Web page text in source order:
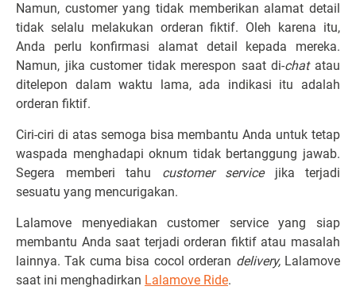
Namun, customer yang tidak memberikan alamat detail
tidak selalu melakukan orderan fiktif. Oleh karena itu,
Anda perlu konfirmasi alamat detail kepada mereka.
Namun, jika customer tidak merespon saat di-chat atau
ditelepon dalam waktu lama, ada indikasi itu adalah
orderan fiktif.
Ciri-ciri di atas semoga bisa membantu Anda untuk tetap
waspada menghadapi oknum tidak bertanggung jawab.
Segera memberi tahu customer service jika terjadi
sesuatu yang mencurigakan.
Lalamove menyediakan customer service yang siap
membantu Anda saat terjadi orderan fiktif atau masalah
lainnya. Tak cuma bisa cocol orderan delivery, Lalamove
saat ini menghadirkan Lalamove Ride.